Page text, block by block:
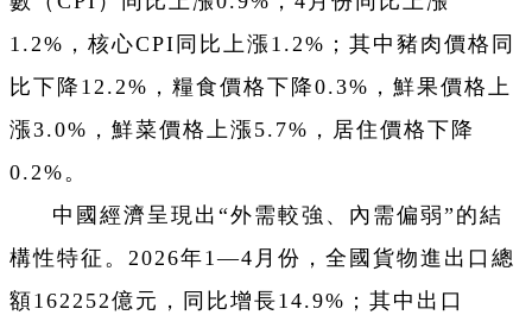
1.2%，核心CPI同比上漲1.2%；其中豬肉價格同
比下降12.2%，糧食價格下降0.3%，鮮果價格上
漲3.0%，鮮菜價格上漲5.7%，居住價格下降
0.2%。
中國經濟呈現出“外需較強、內需偏弱”的結
構性特征。2026年1—4月份，全國貨物進出口總
額162252億元，同比增長14.9%；其中出口